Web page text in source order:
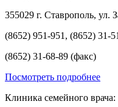
355029 г. Ставрополь, ул.
(8652) 951-951, (8652) 31-
(8652) 31-68-89 (факс)
Посмотреть подробнее
Клиника семейного врача: